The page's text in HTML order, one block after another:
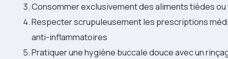
Consommer exclusivement des aliments tièdes
Respecter scrupuleusement les prescriptions
anti-inflammatoires
Pratiquer une hygiène buccale douce avec un